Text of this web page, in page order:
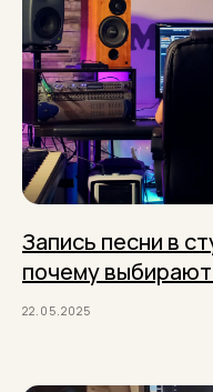
Запись песни в
почему
22.05.2025